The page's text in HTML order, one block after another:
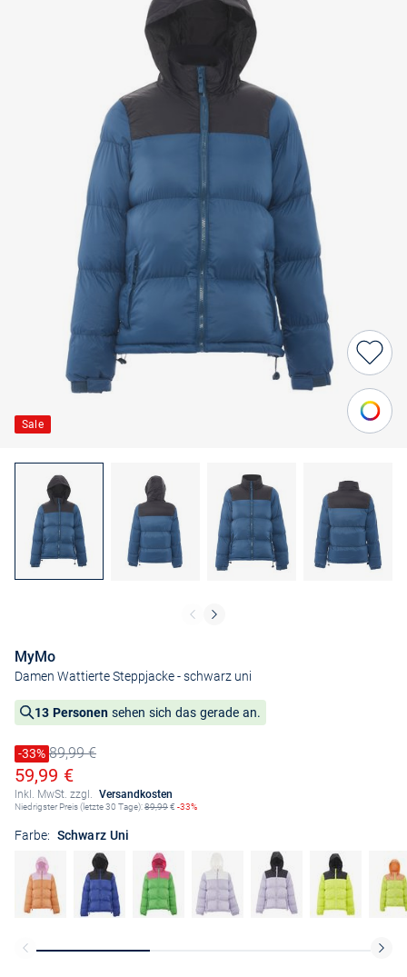
Sale
MyMo
Damen Wattierte Steppjacke- schwarz uni
13 Personen sehen sich das gerade an.
Preis reduziert um
-33%
Alter Preis89,99 €
Ermäßigter Preis
59,99 €
Inkl. MwSt. zzgl. Versandkosten
Niedrigster Preis (letzte 30 Tage):89,99€ -33%
Farbe: Schwarz Uni